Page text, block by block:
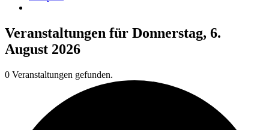
Veranstaltungen für Donnerstag, 6.
August 2026
0 Veranstaltungen gefunden.